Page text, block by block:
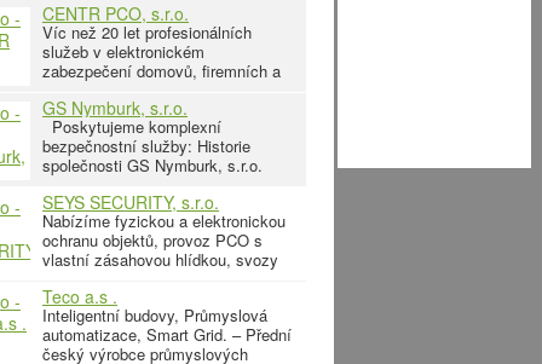
mimo Českou republiku. Historie
činnosti společnost spadá do roku
1995. Trezory s příslušnými
certifikáty jsou určeny jak pro
pro archivaci dokumentů,
CENTR PCO, s.r.o.
Víc než 20 let profesionálních
služeb v elektronickém
zabezpečení domovů, firemních a
a non-stop servis EZS
elektronických zabezpečovacích
systémů, EPS protipožárních
systémů a kamerových systémů.
centra PCO pultu centrální ochrany
s výjezdy ochranné
GS Nymburk, s.r.o.
Poskytujeme komplexní
bezpečnostní služby: Historie
společnosti GS Nymburk, s.r.o.
asociace technických
bezpečnostních služeb Grémium
Alarm. Slaboproudé rozvody a
zařízení (návrhy, realizace, servis,
zabezpečovací a požární
signalizace (EZS, EPS) -
kamerové
SEYS SECURITY, s.r.o.
Nabízíme fyzickou a elektronickou
ochranu objektů, provoz PCO s
vlastní zásahovou hlídkou, svozy
případě, že se Vaše společnost
zabývá otázkami ostrahy majetku a
osob či správou a údržbou
nemovitostí, jsme schopni pro Vás
Teco a.s .
Inteligentní budovy, Průmyslová
automatizace, Smart Grid. – Přední
český výrobce průmyslových